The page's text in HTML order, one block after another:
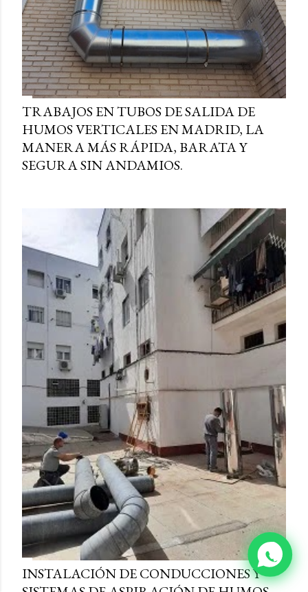
TRABAJOS EN TUBOS DE SALIDA DE
HUMOS VERTICALES EN MADRID, LA
MANERA MÁS RÁPIDA, BARATA Y
SEGURA SIN ANDAMIOS.
INSTALACIÓN DE CONDUCCIONES Y